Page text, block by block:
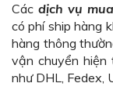
Các dịch vụ
có phí ship hàng
hàng thông
vận chuyển hiện
như DHL, Fedex,